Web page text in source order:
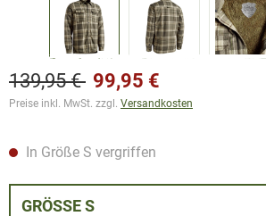
139,95 € 99,95 €
Preise inkl. MwSt. zzgl. Versandkosten
In Größe S vergriffen
GRÖSSE S